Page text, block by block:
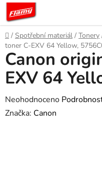
Přejít
obsah
Domů
/ Spotřební materiál / Tonery
toner C-EXV 64 Yellow,
Canon
EXV 64
Průměrné
hodnocení
Neohodnoceno
Značka: Canon